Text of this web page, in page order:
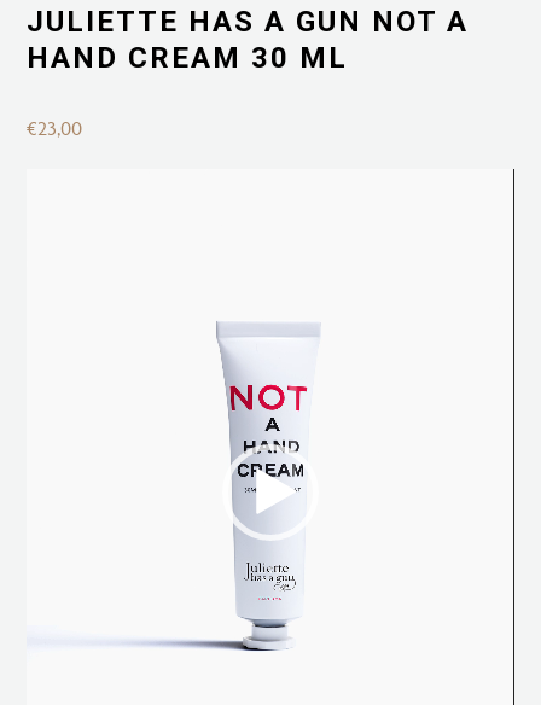
JULIETTE HAS A GUN NOT A
HAND CREAM 30 ML
€23,00